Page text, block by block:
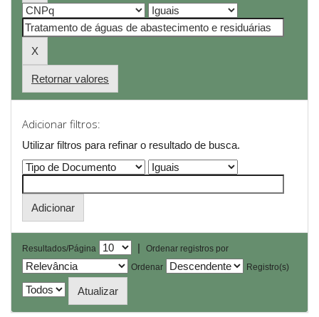
Retornar valores
Adicionar filtros:
Utilizar filtros para refinar o resultado de busca.
Resultados/Página |
Ordenar registros por
Ordenar
Registro(s)